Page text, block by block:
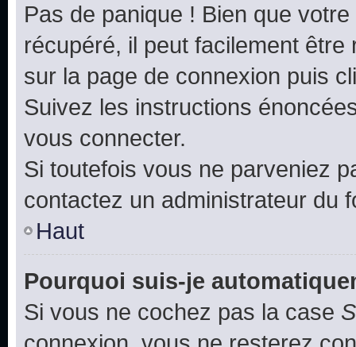
Pas de panique ! Bien que
récupéré, il peut facilement
sur la page de connexion puis
Suivez les instructions
vous connecter.
Si toutefois vous ne parveniez
contactez un administrateur du
Haut
Pourquoi suis-je
Si vous ne cochez pas la case